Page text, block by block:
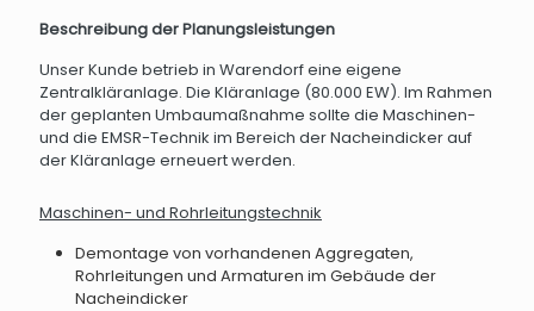
Beschreibung der Planungsleistungen
Unser Kunde betrieb in Warendorf eine eigene
Zentralkläranlage. Die Kläranlage (80.000 EW). Im Rahmen
der geplanten Umbaumaßnahme sollte die Maschinen-
und die EMSR-Technik im Bereich der Nacheindicker auf
der Kläranlage erneuert werden.
Maschinen- und Rohrleitungstechnik
Demontage von vorhandenen Aggregaten,
Rohrleitungen und Armaturen im Gebäude der
Nacheindicker